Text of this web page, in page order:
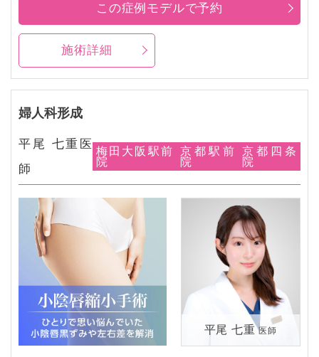
施術詳細
この症例モデルで予約
婦人科形成
平尾 七重医
師
梅田大阪駅前
院
京都駅前
院
京都四条
院
平尾 七重 医師